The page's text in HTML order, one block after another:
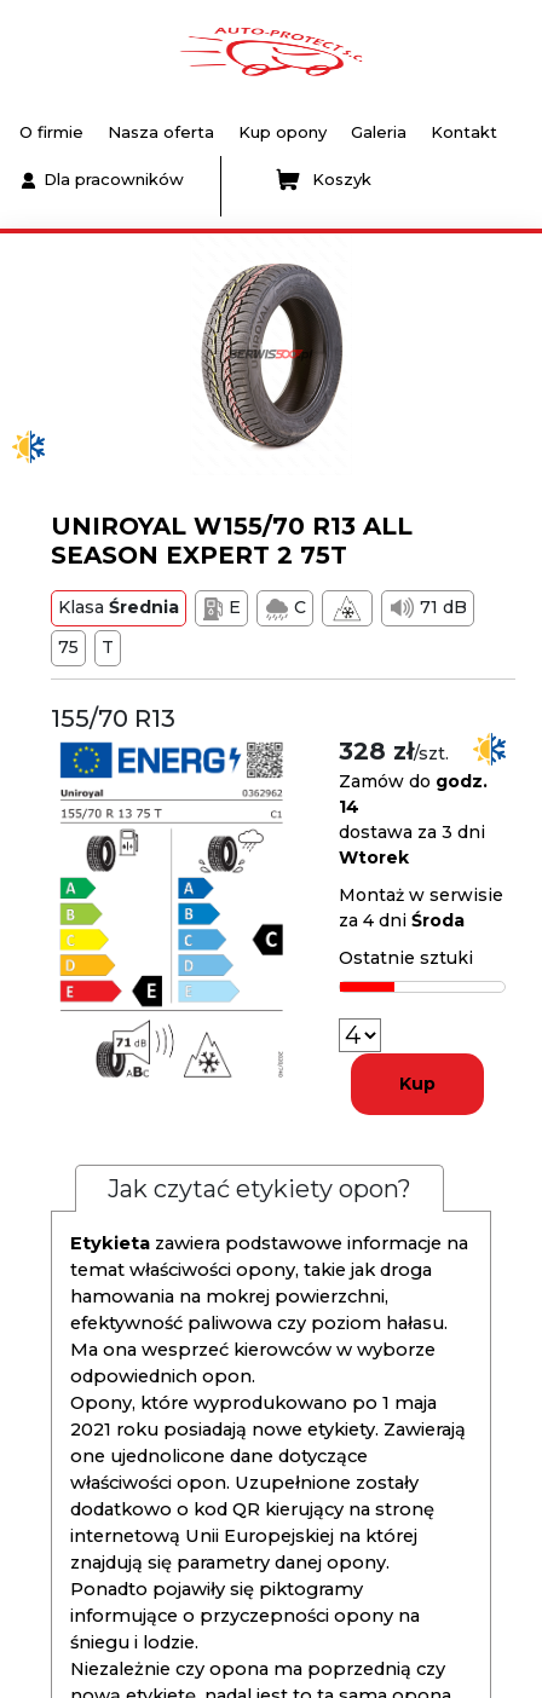
O firmie Nasza oferta Kup opony Galeria Kontakt
Dla pracowników Koszyk
UNIROYAL W155/70 R13 ALL
SEASON EXPERT 2 75T
KlasaŚrednia E C
71 dB
75
T
155/70 R13
328 zł/szt.
Zamów do godz.
14
dostawa za 3 dni
Wtorek
Montaż w serwisie
za 4 dniŚroda
Ostatnie sztuki
Kup
Jak czytać etykiety opon?
Etykieta zawiera podstawowe informacje na
temat właściwości opony, takie jak droga
hamowania na mokrej powierzchni,
efektywność paliwowa czy poziom hałasu.
Ma ona wesprzeć kierowców w wyborze
odpowiednich opon.
Opony, które wyprodukowano po 1 maja
2021 roku posiadają nowe etykiety. Zawierają
one ujednolicone dane dotyczące
właściwości opon. Uzupełnione zostały
dodatkowo o kod QR kierujący na stronę
internetową Unii Europejskiej na której
znajdują się parametry danej opony.
Ponadto pojawiły się piktogramy
informujące o przyczepności opony na
śniegu i lodzie.
Niezależnie czy opona ma poprzednią czy